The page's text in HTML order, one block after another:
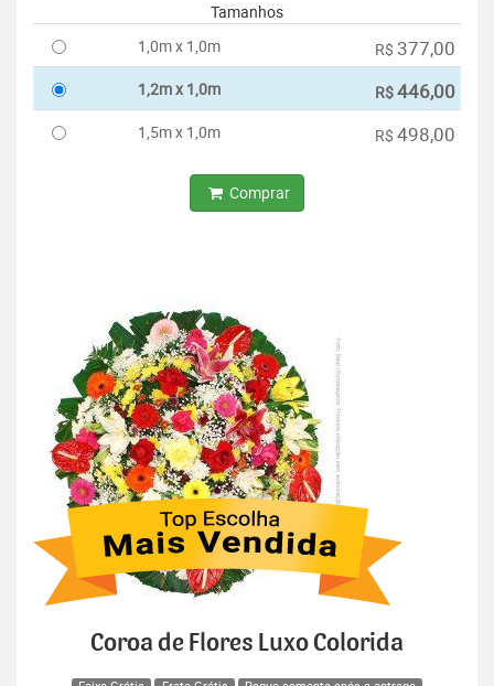
Tamanhos
1,0m x 1,0m
R$ 377,00
1,2m x 1,0m R$446,00
1,5m x 1,0m R$ 498,00
Comprar
Coroa de Flores Luxo Colorida